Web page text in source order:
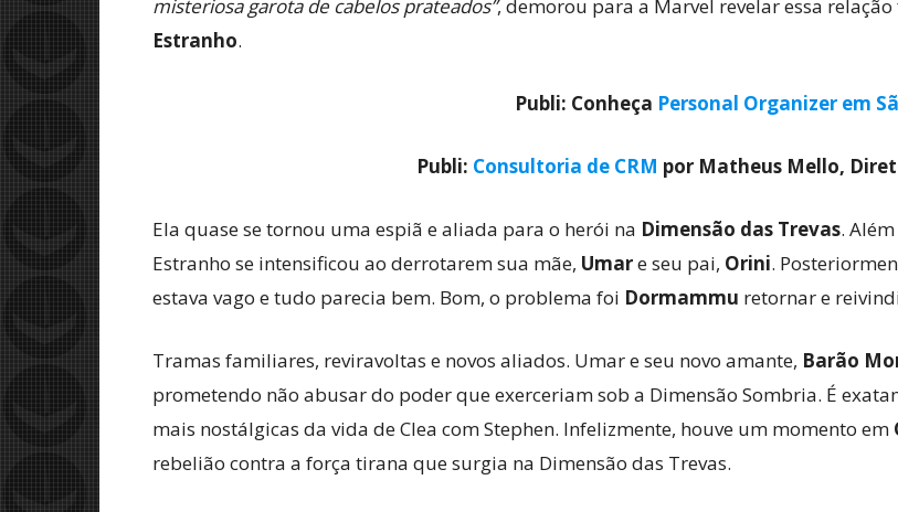
misteriosa garota de cabelos prateados”, demorou para a Marvel revelar essa
Estranho.
Publi: Conheça Personal Organizer em
Publi: Consultoria de CRM por Matheus Mello,
Ela quase se tornou uma espiã e aliada para o herói na Dimensão das Trevas.
Estranho se intensificou ao derrotarem sua mãe, Umare seu pai, Orini.
estava vago e tudo parecia bem. Bom, o problema foi Dormammu retornar e
Tramas familiares, reviravoltas e novos aliados. Umar e seu novo amante, Barão
prometendo não abusar do poder que exerceriam sob a Dimensão Sombria. É
mais nostálgicas da vida de Clea com Stephen. Infelizmente, houve um momento em
rebelião contra a força tirana que surgia na Dimensão das Trevas.